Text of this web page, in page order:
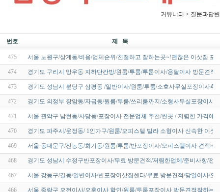
커뮤니티 > 질문과답변
번호 제 목
475 서울 노원구/상계동/비용/업체순위/친절하고 잘하는곳~!괜찮은 이삿짐 포
474 경기도 구리시 망우동 지하단칸방/원룸/투룸/투룸이사/용달이사 방문견적
473 경기도 성남시 분당구 삼평동 /일반이사/원룸/투룸/소호사무실포장이사추
472 경기도 의정부 장암동/자금동/원룸/투룸/쓰리룸까지/소형사무실포장이사
471 서울 관악구 남현동/사당동/포장이사 전문업체 추천/싼곳 / 저렴한 가격에
470 경기도 파주시/운정동/ 1인가구/원룸/오피스텔 빌라 소형이사 신속한 이삿
469 서울 동대문구/전농동/회기동/원룸/투룸/반포장이사/오피스텔이사 견적비
468 경기도 성남시 수정구반포장이사/무료 방문견적/저렴한업체/준비사항/전
467 서울 강동구/길동/일반이사/반포장이삿집센타/무료 방문견적/당일이사/오
466 서울 중랑구 오전이사/오후이사 할인/원룸/투룸포장이사 방문견적잘하는